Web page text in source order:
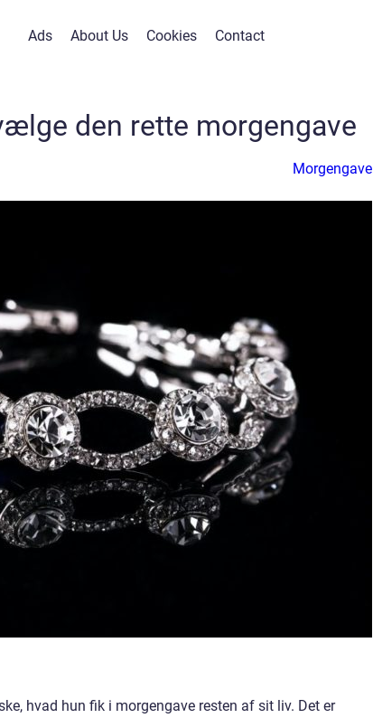
Ads About Us Cookies Contact
den rette morgengave
Morgengave
hvad hun fik i morgengave resten af sit liv. Det er